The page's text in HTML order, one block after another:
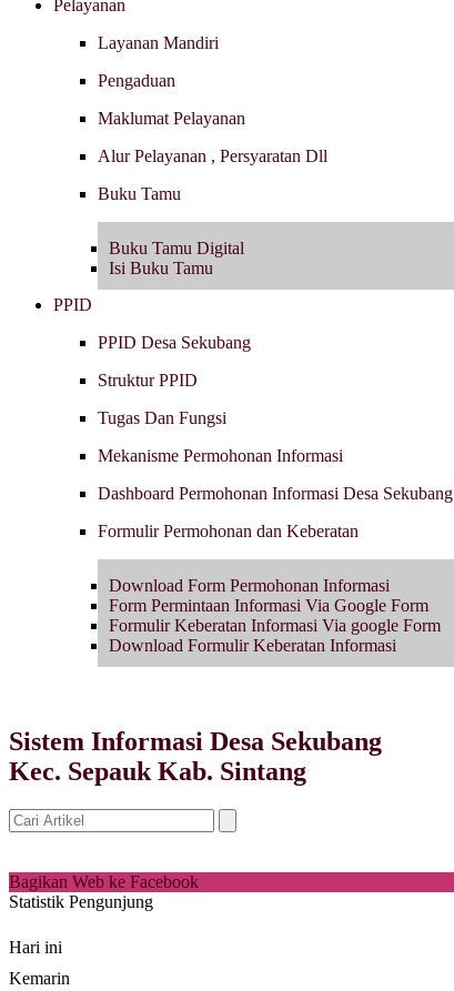
Pelayanan
Layanan Mandiri
Pengaduan
Maklumat Pelayanan
Alur Pelayanan , Persyaratan Dll
Buku Tamu
Buku Tamu Digital
Isi Buku Tamu
PPID
PPID Desa Sekubang
Struktur PPID
Tugas Dan Fungsi
Mekanisme Permohonan Informasi
Dashboard Permohonan Informasi Desa Sekubang
Formulir Permohonan dan Keberatan
Download Form Permohonan Informasi
Form Permintaan Informasi Via Google Form
Formulir Keberatan Informasi Via google Form
Download Formulir Keberatan Informasi
Sistem Informasi Desa Sekubang
Kec. Sepauk Kab. Sintang
Bagikan Web ke Facebook
Statistik Pengunjung
Hari ini
Kemarin